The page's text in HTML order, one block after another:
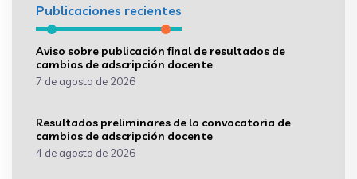
Publicaciones recientes
Aviso sobre publicación final de resultados de
cambios de adscripción docente
7 de agosto de 2026
Resultados preliminares de la convocatoria de
cambios de adscripción docente
4 de agosto de 2026